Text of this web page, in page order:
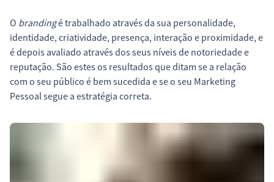
O brandingé trabalhado através da sua personalidade,
identidade, criatividade, presença, interação e proximidade, e
é depois avaliado através dos seus níveis de notoriedade e
reputação. São estes os resultados que ditam se a relação
com o seu público é bem sucedida e se o seu Marketing
Pessoal segue a estratégia correta.